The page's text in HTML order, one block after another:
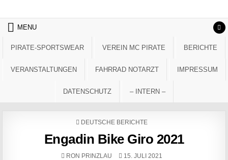
MENU
PIRATE-SPORTSWEAR VEREIN MC PIRATE BERICHTE
VERANSTALTUNGEN FAHRRAD NOTARZT IMPRESSUM
DATENSCHUTZ – INTERN –
POSTED IN
DEUTSCHE BERICHTE
Engadin Bike Giro 2021
AUTHOR:
RON PRINZLAU PUBLISHED DATE:
15. JULI 2021